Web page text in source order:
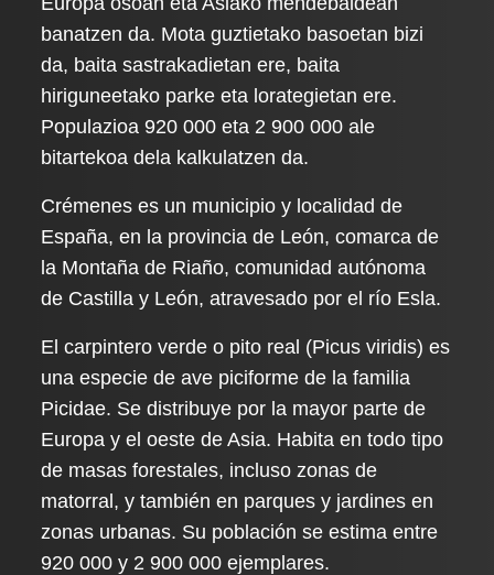
banatzen da. Mota guztietako basoetan bizi
da, baita sastrakadietan ere, baita
hiriguneetako parke eta lorategietan ere.
Populazioa 920 000 eta 2 900 000 ale
bitartekoa dela kalkulatzen da.
Crémenes es un municipio y localidad de
España, en la provincia de León, comarca de
la Montaña de Riaño, comunidad autónoma
de Castilla y León, atravesado por el río Esla.
El carpintero verde o pito real (Picus viridis) es
una especie de ave piciforme de la familia
Picidae. Se distribuye por la mayor parte de
Europa y el oeste de Asia. Habita en todo tipo
de masas forestales, incluso zonas de
matorral, y también en parques y jardines en
zonas urbanas. Su población se estima entre
920 000 y 2 900 000 ejemplares.